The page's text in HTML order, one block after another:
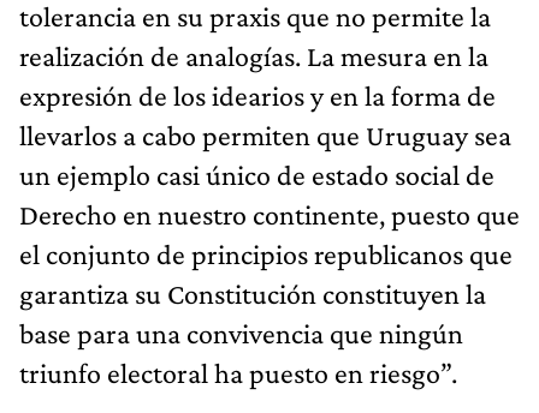
tolerancia en su praxis que no permite la
realización de analogías. La mesura en la
expresión de los idearios y en la forma de
llevarlos a cabo permiten que Uruguay sea
un ejemplo casi único de estado social de
Derecho en nuestro continente, puesto que
el conjunto de principios republicanos que
garantiza su Constitución constituyen la
base para una convivencia que ningún
triunfo electoral ha puesto en riesgo”.